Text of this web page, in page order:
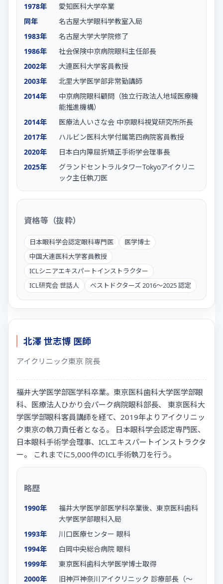
1978年
愛知医科大学卒業
同年
名古屋大学眼科学教室入局
1983年
名古屋大学大学院修了
1986年
社会保険中京病院眼科主任部長
2002年
大連医科大学客員教授
2003年
北里大学医学部非常勤講師
2014年
中京病院眼科顧問（独立行政法人地域医療機
能推進機構）
2014年
医療法人いさな会 中京眼科視覚研究所所長
2017年
ハルビン医科大学付属第四病院客員教授
2020年
日本白内障屈折矯正手術学会理事長
2025年
グランドセントラルタワーTokyoアイクリニ
ック主任執刀医
資格等（抜粋）
日本眼科学会認定眼科専門医
医学博士
中国大連医科大学客員教授
ICLシニアエキスパートインストラクター
ICL研究会 世話人
ベストドクターズ 2016〜2025 認定
北澤 世志博 医師
アイクリニック東京 院長
福井大学医学部医学科卒業。東京医科歯科大学医学部眼
科、医療法人ひかり会パーク病院眼科部長、 東京医科大
学医学部眼科客員講師を経て、2019年よりアイクリニッ
ク東京の執刀責任者となる。 日本眼科学会認定専門医、
日本眼科手術学会理事、ICLエキスパートインストラクタ
ー。 これまでに5,000件のICL手術執刀を行う。
略歴
1990年
福井大学医学部医学科卒業後、東京医科歯科
大学医学部眼科入局
1993年
川口医療センター 眼科
1994年
白岡中央総合病院 眼科
1999年
東京医科歯科大学医学博士取得
2000年
旧神戸神奈川アイクリニック 診療部長（〜